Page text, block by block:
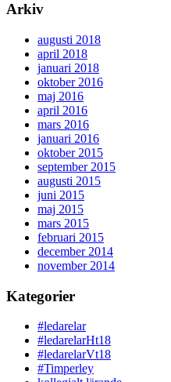
Arkiv
augusti 2018
april 2018
januari 2018
oktober 2016
maj 2016
april 2016
mars 2016
januari 2016
oktober 2015
september 2015
augusti 2015
juni 2015
maj 2015
mars 2015
februari 2015
december 2014
november 2014
Kategorier
#ledarelar
#ledarelarHt18
#ledarelarVt18
#Timperley